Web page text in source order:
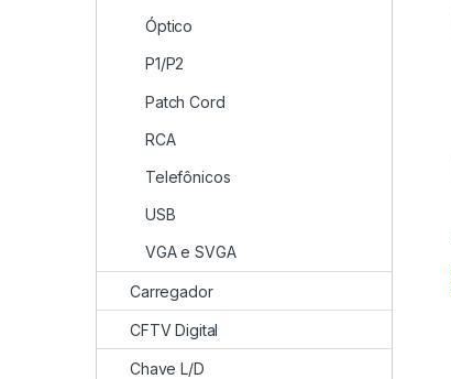
Óptico
P1/P2
Patch Cord
RCA
Telefônicos
USB
VGA e SVGA
Carregador
CFTV Digital
Chave L/D